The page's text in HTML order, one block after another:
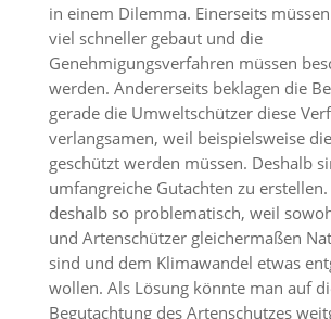
in einem Dilemma. Einerseits
viel schneller gebaut und die
Genehmigungsverfahren müssen
werden. Andererseits beklagen die
gerade die Umweltschützer diese
verlangsamen, weil beispielsweise
geschützt werden müssen. Deshalb
umfangreiche Gutachten zu
deshalb so problematisch, weil
und Artenschützer gleichermaßen
sind und dem Klimawandel etwas
wollen. Als Lösung könnte man auf
Begutachtung des Artenschutzes